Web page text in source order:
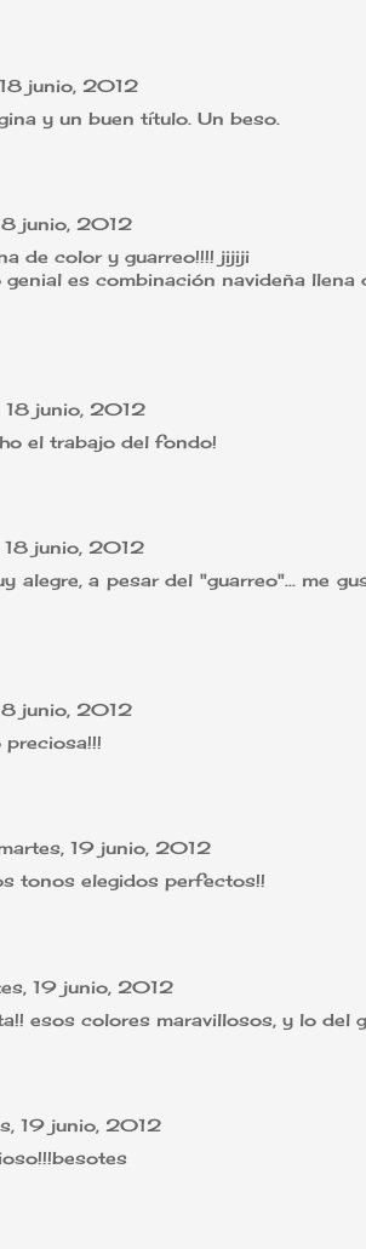
junio, 2012
y un buen título. Un beso.
junio, 2012
de color y guarreo!!!! jijiji
genial es combinación navideña llena
18 junio, 2012
el trabajo del fondo!
18 junio, 2012
alegre, a pesar del "guarreo"... me
junio, 2012
preciosa!!!
19 junio, 2012
tonos elegidos perfectos!!
19 junio, 2012
esos colores maravillosos, y lo del
19 junio, 2012